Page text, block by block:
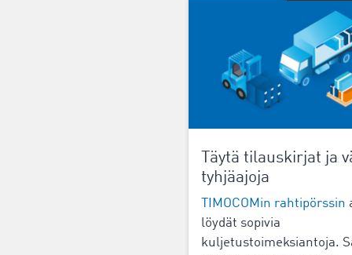
Täytä tilauskirjat ja
tyhjäajoja
TIMOCOMin rahtipörssin
löydät sopivia
kuljetustoimeksiantoja.